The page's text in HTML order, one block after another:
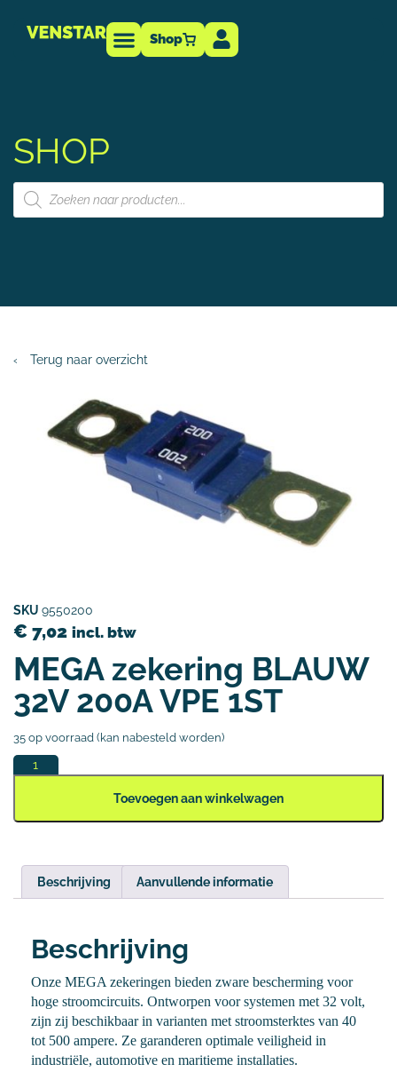
Shop
SHOP
‹ Terug naar overzicht
SKU 9550200
€ 7,02 incl. btw
MEGA zekering BLAUW
32V 200A VPE 1ST
35 op voorraad (kan nabesteld worden)
Toevoegen aan winkelwagen
Beschrijving Aanvullende informatie
Beschrijving
Onze MEGA zekeringen bieden zware bescherming voor
hoge stroomcircuits. Ontworpen voor systemen met 32 volt,
zijn zij beschikbaar in varianten met stroomsterktes van 40
tot 500 ampere. Ze garanderen optimale veiligheid in
industriële, automotive en maritieme installaties.